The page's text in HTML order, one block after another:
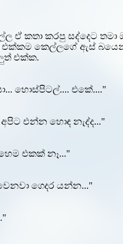
ඒ කතා කරපු සද්දෙට තමා
එක්කම කෙල්ලගේ ඇස්
එක්ක.
හොස්පිටල්.... එකේ...."
එන්න හොඳ නැද්ද..."
එකක් නෑ..."
ගෙදර යන්න..."